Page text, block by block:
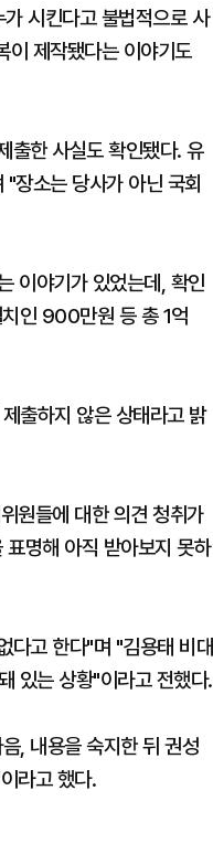
시킨다고 불법적으로 사
이 제작됐다는 이야기도
출한 사실도 확인됐다. 유
장소는 당사가 아닌 국회
이야기가 있었는데, 확인
치인 900만원 등 총 1억
출하지 않은 상태라고 밝
원들에 대한 의견 청취가
명해 아직 받아보지 못하
다고 한다"며 "김용태 비대
있는 상황"이라고 전했다.
, 내용을 숙지한 뒤 권성
라고 했다.